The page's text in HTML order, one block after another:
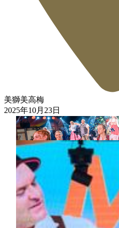
美獅美高梅
2025年10月23日
Prost！十五年來，持續
十五年前，一場舉杯的盛會為澳
沫；十五年後，「美高梅澳門德
中閃閃發光。當巴伐利亞音樂
瀉，節慶的能量再次瀰漫!